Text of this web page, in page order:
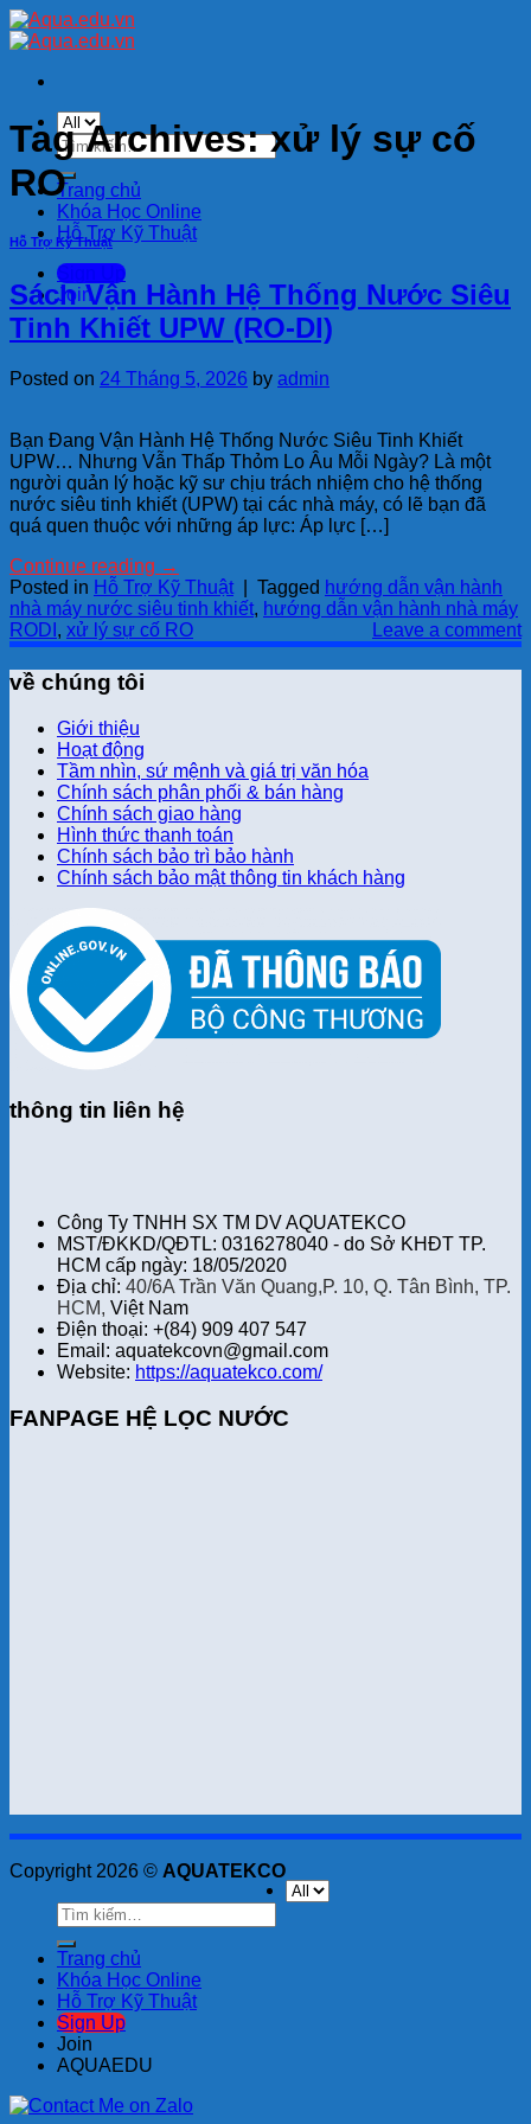
Skip
to
Tìm
kiếm:
Trang chủ
Khóa Học Online
Hỗ Trợ Kỹ Thuật
Sign Up
Join
Tag Archives:xử lý sự cố
RO
Hỗ Trợ Kỹ Thuật
Sách Vận Hành Hệ Thống Nước Siêu
Tinh Khiết UPW (RO-DI)
Posted on 24 Tháng 5, 2026 by admin
Bạn Đang Vận Hành Hệ Thống Nước Siêu Tinh Khiết
UPW… Nhưng Vẫn Thấp Thỏm Lo Âu Mỗi Ngày? Là một
người quản lý hoặc kỹ sư chịu trách nhiệm cho hệ thống
nước siêu tinh khiết (UPW) tại các nhà máy, có lẽ bạn đã
quá quen thuộc với những áp lực: Áp lực […]
Continue reading →
Posted in Hỗ Trợ Kỹ Thuật Tagged hướng dẫn vận hành
nhà máy nước siêu tinh khiết, hướng dẫn vận hành nhà máy
RODI , xử lý sự cố RO Leave a comment
về chúng tôi
Giới thiệu
Hoạt động
Tầm nhìn, sứ mệnh và giá trị văn hóa
Chính sách phân phối & bán hàng
Chính sách giao hàng
Hình thức thanh toán
Chính sách bảo trì bảo hành
Chính sách bảo mật thông tin khách hàng
thông tin liên hệ
Công Ty TNHH SX TM DV AQUATEKCO
MST/ĐKKD/QĐTL: 0316278040 - do Sở KHĐT TP.
HCM cấp ngày: 18/05/2020
Địa chỉ: 40/6A Trần Văn Quang,P. 10, Q. Tân Bình, TP.
HCM, Việt Nam
Điện thoại: +(84) 909 407 547
Email: aquatekcovn@gmail.com
Website: https://aquatekco.com/
FANPAGE HỆ LỌC NƯỚC
Copyright 2026 © AQUATEKCO
Tìm
kiếm:
Trang chủ
Khóa Học Online
Hỗ Trợ Kỹ Thuật
Sign Up
Join
AQUAEDU